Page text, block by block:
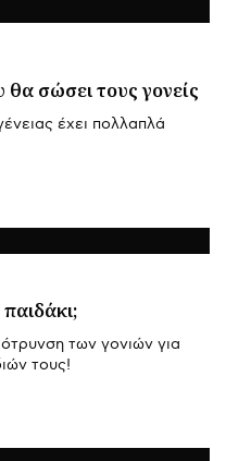
σώσει τους γονείς
έχει πολλαπλά
των γονιών για
τους!